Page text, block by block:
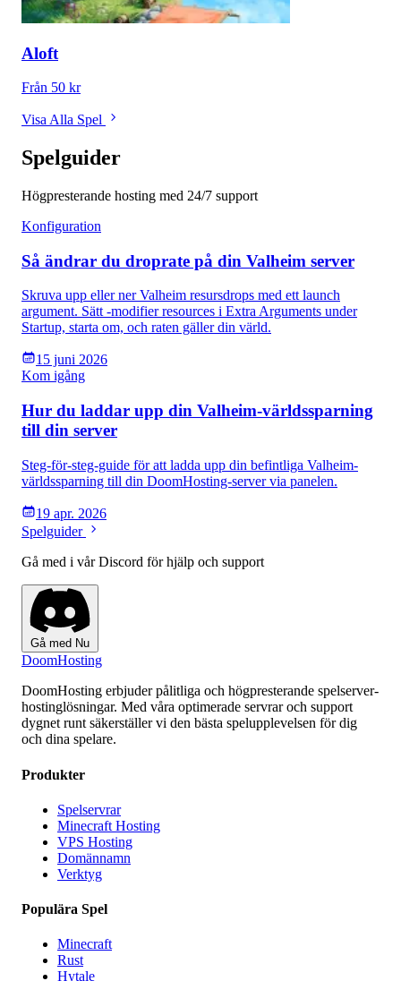
Aloft
Från 50 kr
Visa Alla Spel
Spelguider
Högpresterande hosting med 24/7 support
Konfiguration
Så ändrar du droprate på din Valheim server
Skruva upp eller ner Valheim resursdrops med ett launch
argument. Sätt -modifier resources i Extra Arguments under
Startup, starta om, och raten gäller din värld.
15 juni 2026
Kom igång
Hur du laddar upp din Valheim-världssparning
till din server
Steg-för-steg-guide för att ladda upp din befintliga Valheim-
världssparning till din DoomHosting-server via panelen.
19 apr. 2026
Spelguider
Gå med i vår Discord för hjälp och support
Gå med Nu
DoomHosting
DoomHosting erbjuder pålitliga och högpresterande spelserver-
hostinglösningar. Med våra optimerade servrar och support
dygnet runt säkerställer vi den bästa spelupplevelsen för dig
och dina spelare.
Produkter
Spelservrar
Minecraft Hosting
VPS Hosting
Domännamn
Verktyg
Populära Spel
Minecraft
Rust
Hytale